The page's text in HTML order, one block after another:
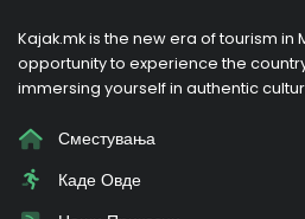
Kajak.mk is the new era of tourism in
opportunity to experience the
immersing yourself in authentic
Сместувања
Каде Овде